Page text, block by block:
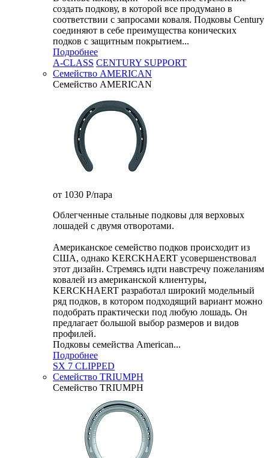
создать подкову, в которой все продумано в
соответствии с запросами коваля. Подковы Century
cоединяют в себе преимущества конических
подков с защитным покрытием...
Подробнее
A-CLASS CENTURY SUPPORT
Семейство AMERICAN
Семейство AMERICAN
от 1030 P/пара
Облегченные стальные подковы для верховых
лошадей с двумя отворотами.
Американское семейство подков происходит из
США, однако KERCKHAERT усовершенствовал
этот дизайн. Стремясь идти навстречу пожеланиям
ковалей из американской клиентуры,
KERCKHAERT разработал широкий модельный
ряд подков, в котором подходящий вариант можно
подобрать практически под любую лошадь. Он
предлагает большой выбор размеров и видов
профилей.
Подковы семейства American...
Подробнее
SX 7 CLIPPED
Семейство TRIUMPH
Семейство TRIUMPH